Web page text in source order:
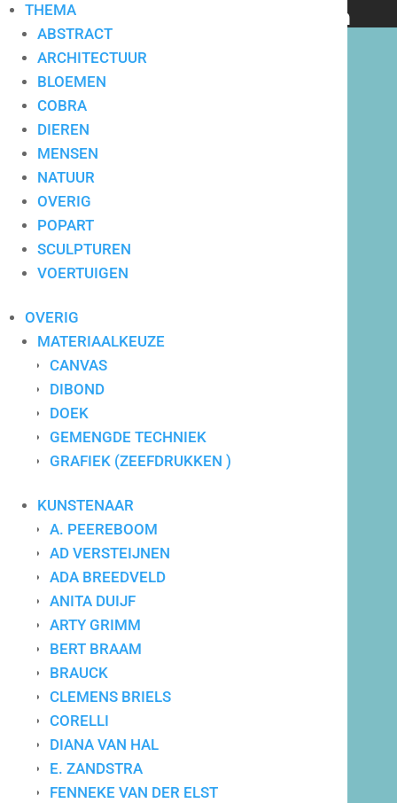
THEMA
ABSTRACT
ARCHITECTUUR
BLOEMEN
COBRA
DIEREN
MENSEN
NATUUR
OVERIG
POPART
SCULPTUREN
VOERTUIGEN
OVERIG
MATERIAALKEUZE
CANVAS
DIBOND
DOEK
GEMENGDE TECHNIEK
GRAFIEK (ZEEFDRUKKEN )
KUNSTENAAR
A. PEEREBOOM
AD VERSTEIJNEN
ADA BREEDVELD
ANITA DUIJF
ARTY GRIMM
BERT BRAAM
BRAUCK
CLEMENS BRIELS
CORELLI
DIANA VAN HAL
E. ZANDSTRA
FENNEKE VAN DER ELST
Hoge service op locatie
bedrijven en particulieren